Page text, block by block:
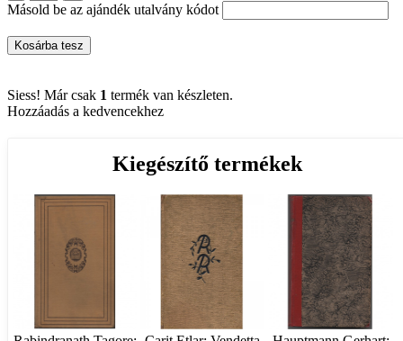
Másold be az ajándék utalvány kódot
Kosárba tesz
Siess! Már csak 1 termék van készleten.
Hozzáadás a kedvencekhez
Kiegészítő termékek